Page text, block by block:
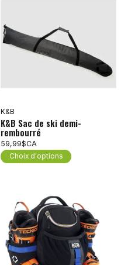
K&B
K&B Sac de ski demi-
rembourré
59,99$CA
Choix d'options